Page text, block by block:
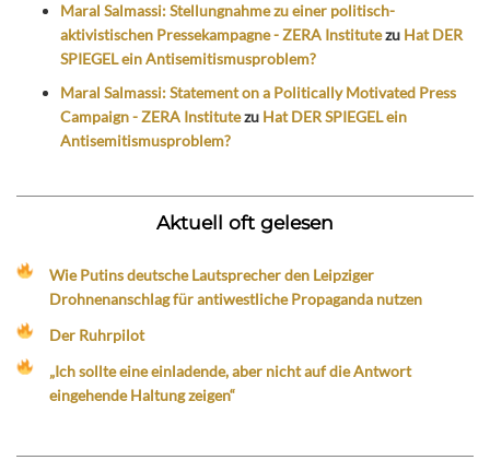
Maral Salmassi: Stellungnahme zu einer politisch-
aktivistischen Pressekampagne - ZERA Institutezu Hat DER
SPIEGEL ein Antisemitismusproblem?
Maral Salmassi: Statement on a Politically Motivated Press
Campaign - ZERA Institutezu Hat DER SPIEGEL ein
Antisemitismusproblem?
Aktuell oft gelesen
Wie Putins deutsche Lautsprecher den Leipziger
Drohnenanschlag für antiwestliche Propaganda nutzen
Der Ruhrpilot
„Ich sollte eine einladende, aber nicht auf die Antwort
eingehende Haltung zeigen“